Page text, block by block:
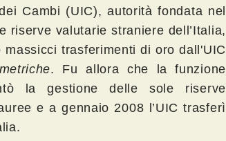
Cambi (UIC), autorità fondata nel
riserve valutarie straniere dell’Italia,
trasferimenti di oro dall'UIC
metriche. Fu allora che la funzione
la gestione delle sole riserve
e a gennaio 2008 l’UIC trasferì